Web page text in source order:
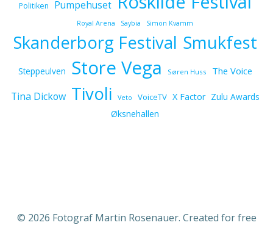
Politiken Pumpehuset
Royal Arena Saybia Simon Kvamm
Skanderborg Festival Smukfest
Steppeulven Store Vega Søren Huss The Voice
Tina Dickow Tivoli Veto VoiceTV X Factor Zulu Awards
Øksnehallen
© 2026 Fotograf Martin Rosenauer. Created for free